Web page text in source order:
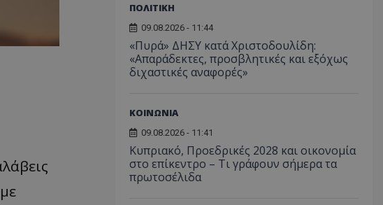
ΠΟΛΙΤΙΚΗ
09.08.2026 - 11:44
«Πυρά» ΔΗΣΥ κατά Χριστοδουλίδη:
«Απαράδεκτες, προσβλητικές και εξόχως
διχαστικές αναφορές»
ΚΟΙΝΩΝΙΑ
09.08.2026 - 11:41
Κυπριακό, Προεδρικές 2028 και οικονομία
στο επίκεντρο – Τι γράφουν σήμερα τα
πρωτοσέλιδα